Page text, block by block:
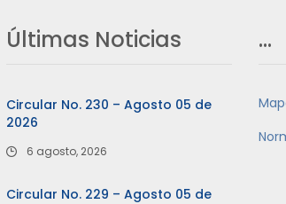
Últimas Noticias
Circular No. 230 – Agosto 05 de
2026
6 agosto, 2026
Circular No. 229 – Agosto 05 de
…